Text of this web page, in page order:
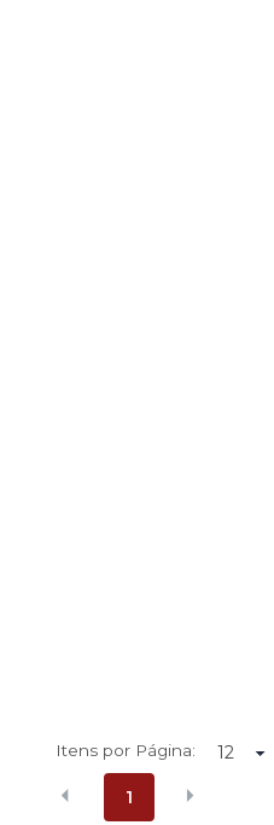
Itens por Página:
1